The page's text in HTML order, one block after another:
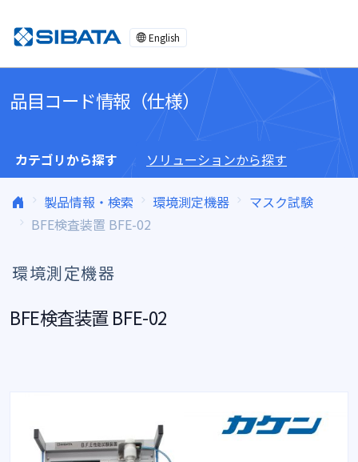
English
品目コード情報（仕様）
カテゴリから探す ソリューションから探す
製品情報・検索 環境測定機器
マスク試験
BFE検査装置 BFE-02
環境測定機器
BFE検査装置 BFE-02